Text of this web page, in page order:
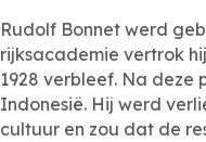
Rudolf Bonnet werd
rijksacademie vertrok
1928 verbleef. Na
Indonesië. Hij werd
cultuur en zou dat de